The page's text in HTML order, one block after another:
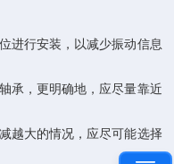
行安装，以减少振动信息
，更明确地，应尽量靠近
大的情况，应尽可能选择